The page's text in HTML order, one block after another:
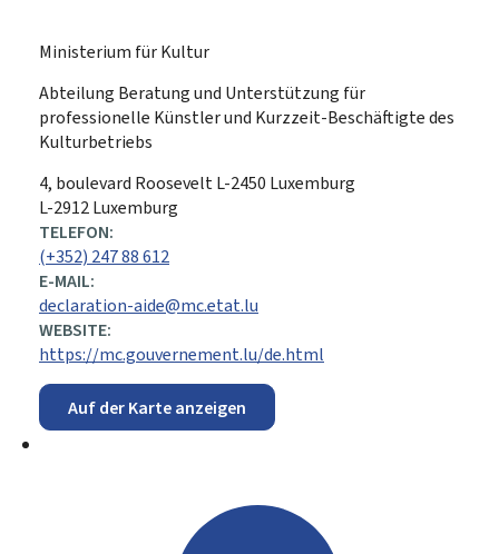
Ministerium für Kultur
Abteilung Beratung und Unterstützung für
professionelle Künstler und Kurzzeit-Beschäftigte des
Kulturbetriebs
ADRESSE:
4, boulevard RooseveltL-2450 Luxemburg
L-2912 Luxemburg
TELEFON:
(+352) 247 88 612
E-MAIL:
declaration-aide@mc.etat.lu
WEBSITE:
https://mc.gouvernement.lu/de.html
Auf der Karte anzeigen